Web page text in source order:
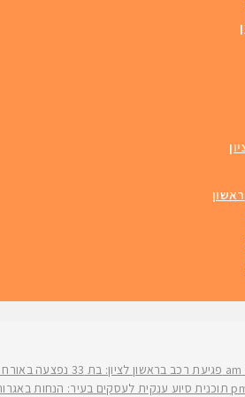
פגיעת רכב בראשון לציון: בת 33 נפצעה באורח בינוני ברחוב ירושלים
תוכנית סיוע ענקית לעסקים בעיר: הנחות